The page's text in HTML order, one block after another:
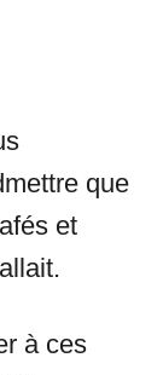
que
et
à ces